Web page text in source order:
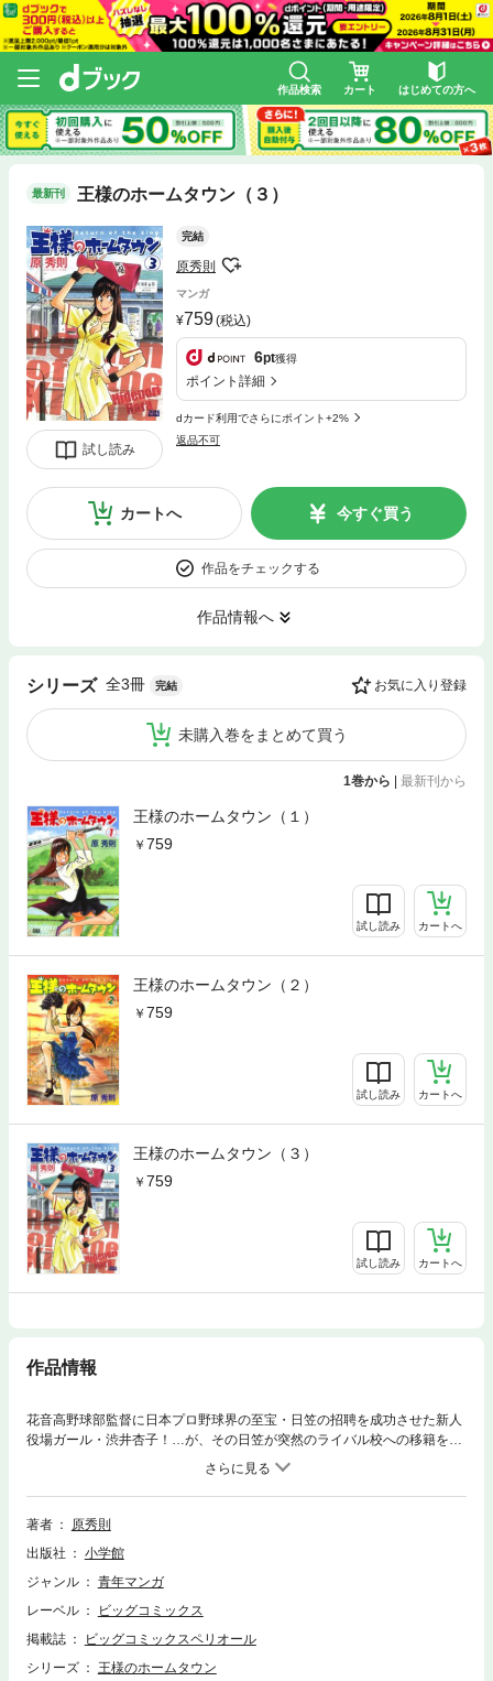
作品検索 カート はじめての方へ
最新刊 王様のホームタウン（３）
試し読み
完結
原秀則
マンガ
759(税込)
6pt獲得
ポイント詳細
dカード利用でさらにポイント+2%
返品不可
カートへ 今すぐ買う
作品をチェックする
作品情報へ
シリーズ 全3冊 完結 お気に入り登録
未購入巻をまとめて買う
1巻から | 最新刊から
王様のホームタウン（１）
759
試し読み カートへ
王様のホームタウン（２）
759
試し読み カートへ
王様のホームタウン（３）
759
試し読み カートへ
作品情報
花音高野球部監督に日本プロ野球界の至宝・日笠の招聘を成功させた新人
役場ガール・渋井杏子！…が、その日笠が突然のライバル校への移籍を発
表！！いったい何が！？そしてまさかの後任監督が誕生！！『町おこし』
＋『野球』が生み出す地域再生劇場第三幕、ついにラストイニング！！
著者
原秀則
出版社
小学館
ジャンル
青年マンガ
レーベル
ビッグコミックス
掲載誌
ビッグコミックスペリオール
シリーズ
王様のホームタウン